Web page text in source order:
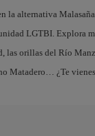
la alternativa
LGTBI. Explora
las orillas del Río
Matadero… ¿Te